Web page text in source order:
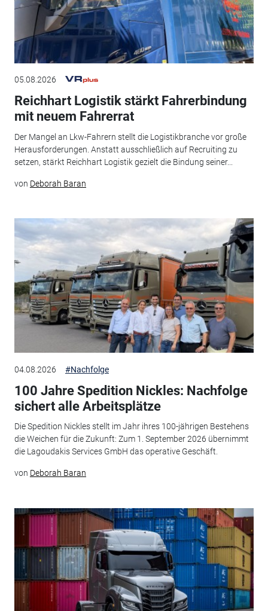
05.08.2026
Reichhart Logistik stärkt Fahrerbindung
mit neuem Fahrerrat
Der Mangel an Lkw-Fahrern stellt die Logistikbranche vor große
Herausforderungen. Anstatt ausschließlich auf Recruiting zu
setzen, stärkt Reichhart Logistik gezielt die Bindung seiner...
von Deborah Baran
04.08.2026 #Nachfolge
100 Jahre Spedition Nickles: Nachfolge
sichert alle Arbeitsplätze
Die Spedition Nickles stellt im Jahr ihres 100-jährigen Bestehens
die Weichen für die Zukunft: Zum 1. September 2026 übernimmt
die Lagoudakis Services GmbH das operative Geschäft.
von Deborah Baran